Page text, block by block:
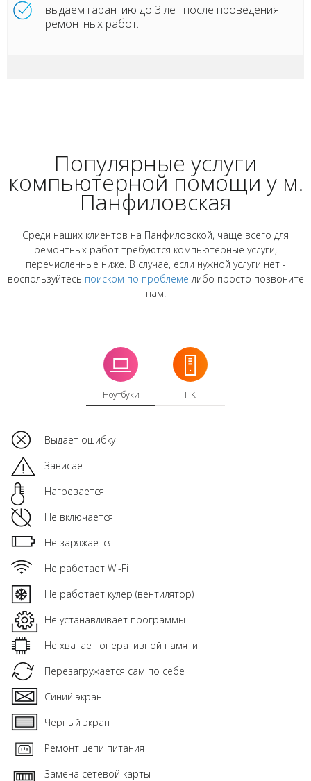
выдаем гарантию до 3 лет после проведения
ремонтных работ.
Популярные услуги
компьютерной помощи у м.
Панфиловская
Среди наших клиентов на Панфиловской, чаще всего для
ремонтных работ требуются компьютерные услуги,
перечисленные ниже. В случае, если нужной услуги нет -
воспользуйтесь поиском по проблеме либо просто позвоните
нам.
Ноутбуки ПК
Выдает ошибку
Зависает
Нагревается
Не включается
Не заряжается
Не работает Wi-Fi
Не работает кулер (вентилятор)
Не устанавливает программы
Не хватает оперативной памяти
Перезагружается сам по себе
Синий экран
Чёрный экран
Ремонт цепи питания
Замена сетевой карты